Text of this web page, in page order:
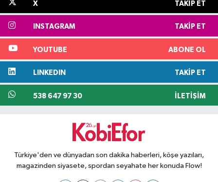
X TAKIP ET
INSTAGRAM TAKIP ET
YOUTUBE ABONE OL
LINKEDIN TAKIP ET
538 647 97 30 İLETIŞIM
Türkiye'den ve dünyadan son dakika haberleri, köşe yazıları,
magazinden siyasete, spordan seyahate her konuda Flow!